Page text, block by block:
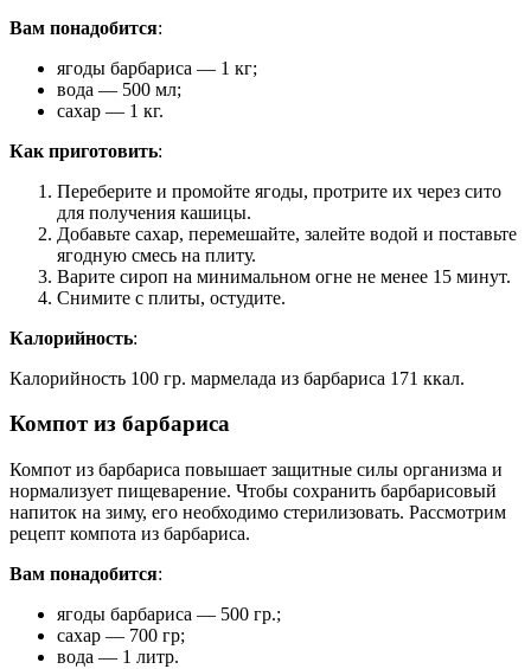
Вам понадобится:
ягоды барбариса — 1 кг;
вода — 500 мл;
сахар — 1 кг.
Как приготовить:
Переберите и промойте ягоды, протрите их через сито
для получения кашицы.
Добавьте сахар, перемешайте, залейте водой и поставьте
ягодную смесь на плиту.
Варите сироп на минимальном огне не менее 15 минут.
Снимите с плиты, остудите.
Калорийность:
Калорийность 100 гр. мармелада из барбариса 171 ккал.
Компот из барбариса
Компот из барбариса повышает защитные силы организма и
нормализует пищеварение. Чтобы сохранить барбарисовый
напиток на зиму, его необходимо стерилизовать. Рассмотрим
рецепт компота из барбариса.
Вам понадобится:
ягоды барбариса — 500 гр.;
сахар — 700 гр;
вода — 1 литр.